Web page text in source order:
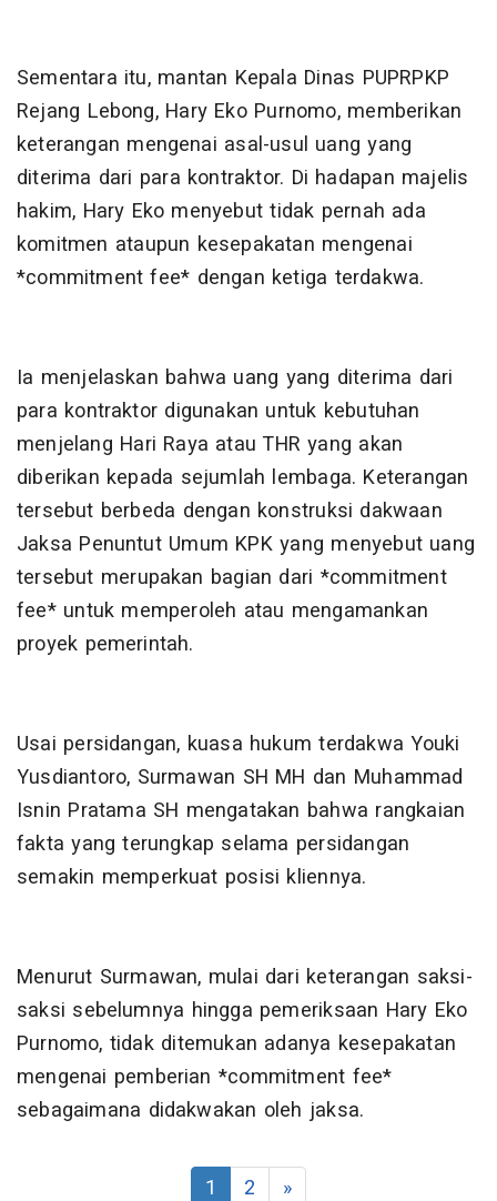
Sementara itu, mantan Kepala Dinas PUPRPKP
Rejang Lebong, Hary Eko Purnomo, memberikan
keterangan mengenai asal-usul uang yang
diterima dari para kontraktor. Di hadapan majelis
hakim, Hary Eko menyebut tidak pernah ada
komitmen ataupun kesepakatan mengenai
*commitment fee* dengan ketiga terdakwa.
Ia menjelaskan bahwa uang yang diterima dari
para kontraktor digunakan untuk kebutuhan
menjelang Hari Raya atau THR yang akan
diberikan kepada sejumlah lembaga. Keterangan
tersebut berbeda dengan konstruksi dakwaan
Jaksa Penuntut Umum KPK yang menyebut uang
tersebut merupakan bagian dari *commitment
fee* untuk memperoleh atau mengamankan
proyek pemerintah.
Usai persidangan, kuasa hukum terdakwa Youki
Yusdiantoro, Surmawan SH MH dan Muhammad
Isnin Pratama SH mengatakan bahwa rangkaian
fakta yang terungkap selama persidangan
semakin memperkuat posisi kliennya.
Menurut Surmawan, mulai dari keterangan saksi-
saksi sebelumnya hingga pemeriksaan Hary Eko
Purnomo, tidak ditemukan adanya kesepakatan
mengenai pemberian *commitment fee*
sebagaimana didakwakan oleh jaksa.
1 2 »